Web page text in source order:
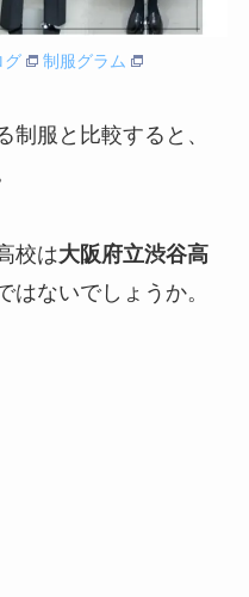
グ 制服グラム
制服と比較すると、
校は大阪府立渋谷高
はないでしょうか。